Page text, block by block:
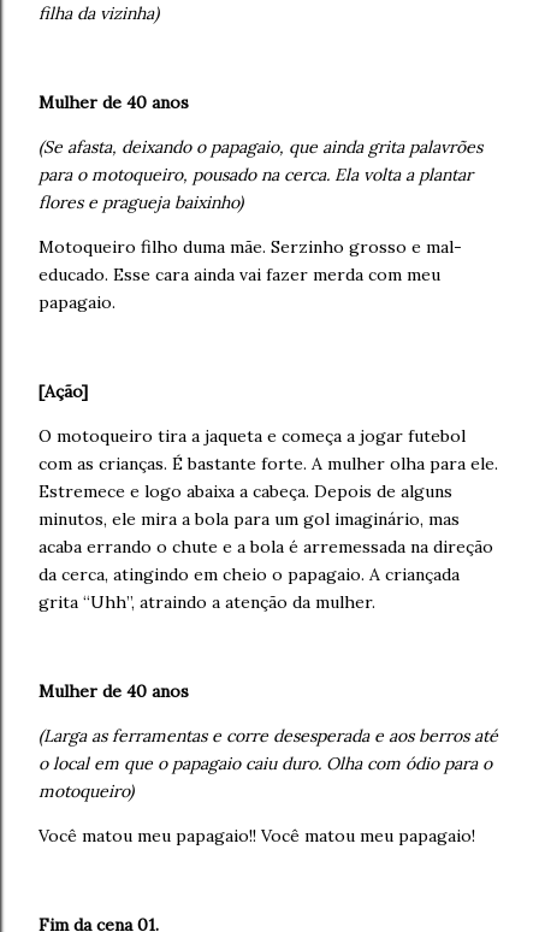
filha da vizinha)
Mulher de 40 anos
(Se afasta, deixando o papagaio, que ainda grita palavrões
para o motoqueiro, pousado na cerca. Ela volta a plantar
flores e pragueja baixinho)
Motoqueiro filho duma mãe. Serzinho grosso e mal-
educado. Esse cara ainda vai fazer merda com meu
papagaio.
[Ação]
O motoqueiro tira a jaqueta e começa a jogar futebol
com as crianças. É bastante forte. A mulher olha para ele.
Estremece e logo abaixa a cabeça. Depois de alguns
minutos, ele mira a bola para um gol imaginário, mas
acaba errando o chute e a bola é arremessada na direção
da cerca, atingindo em cheio o papagaio. A criançada
grita “Uhh”, atraindo a atenção da mulher.
Mulher de 40 anos
(Larga as ferramentas e corre desesperada e aos berros até
o local em que o papagaio caiu duro. Olha com ódio para o
motoqueiro)
Você matou meu papagaio!! Você matou meu papagaio!
Fim da cena 01.